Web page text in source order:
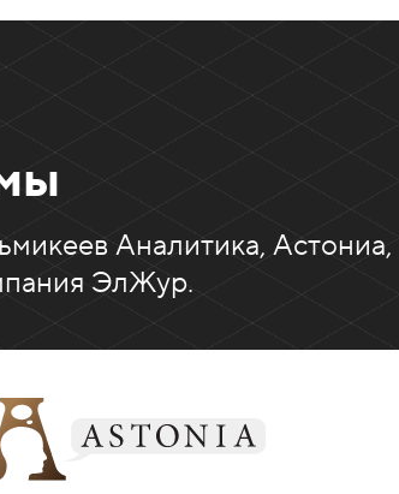
Аналитика, Астониа,
ЭлЖур.